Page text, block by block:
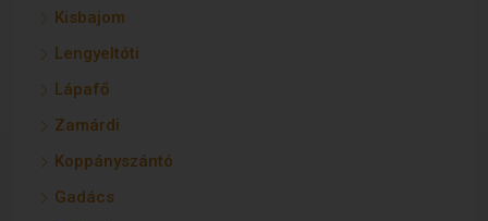
Kisbajom
Lengyeltóti
Lápafő
Zamárdi
Koppányszántó
Gadács